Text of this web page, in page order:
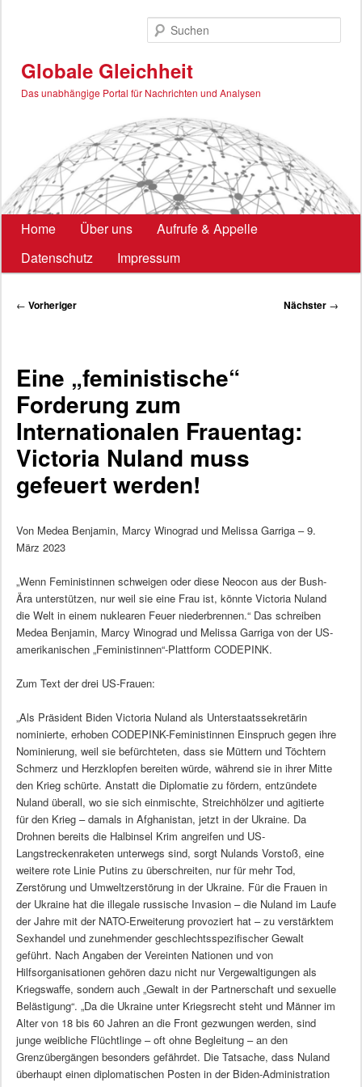
Globale Gleichheit
Das unabhängige Portal für Nachrichten und Analysen
Hauptmenü
Home Über uns
Aufrufe & Appelle
Datenschutz
Impressum
Beitragsnavigation
← Vorheriger Nächster →
Eine „feministische“
Forderung zum
Internationalen Frauentag:
Victoria Nuland muss
gefeuert werden!
Von Medea Benjamin, Marcy Winograd und Melissa Garriga – 9.
März 2023
„Wenn Feministinnen schweigen oder diese Neocon aus der Bush-
Ära unterstützen, nur weil sie eine Frau ist, könnte Victoria Nuland
die Welt in einem nuklearen Feuer niederbrennen.“ Das schreiben
Medea Benjamin, Marcy Winograd und Melissa Garriga von der US-
amerikanischen „Feministinnen“-Plattform CODEPINK.
Zum Text der drei US-Frauen:
„Als Präsident Biden Victoria Nuland als Unterstaatssekretärin
nominierte, erhoben CODEPINK-Feministinnen Einspruch gegen ihre
Nominierung, weil sie befürchteten, dass sie Müttern und Töchtern
Schmerz und Herzklopfen bereiten würde, während sie in ihrer Mitte
den Krieg schürte. Anstatt die Diplomatie zu fördern, entzündete
Nuland überall, wo sie sich einmischte, Streichhölzer und agitierte
für den Krieg – damals in Afghanistan, jetzt in der Ukraine. Da
Drohnen bereits die Halbinsel Krim angreifen und US-
Langstreckenraketen unterwegs sind, sorgt Nulands Vorstoß, eine
weitere rote Linie Putins zu überschreiten, nur für mehr Tod,
Zerstörung und Umweltzerstörung in der Ukraine. Für die Frauen in
der Ukraine hat die illegale russische Invasion – die Nuland im Laufe
der Jahre mit der NATO-Erweiterung provoziert hat – zu verstärktem
Sexhandel und zunehmender geschlechtsspezifischer Gewalt
geführt. Nach Angaben der Vereinten Nationen und von
Hilfsorganisationen gehören dazu nicht nur Vergewaltigungen als
Kriegswaffe, sondern auch „Gewalt in der Partnerschaft und sexuelle
Belästigung“. „Da die Ukraine unter Kriegsrecht steht und Männer im
Alter von 18 bis 60 Jahren an die Front gezwungen werden, sind
junge weibliche Flüchtlinge – oft ohne Begleitung – an den
Grenzübergängen besonders gefährdet. Die Tatsache, dass Nuland
überhaupt einen diplomatischen Posten in der Biden-Administration